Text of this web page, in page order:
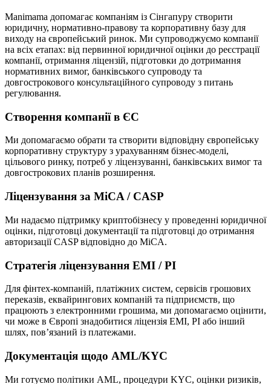
Manimama допомагає компаніям із Сінгапуру створити
юридичну, нормативно-правову та корпоративну базу для
виходу на європейський ринок. Ми супроводжуємо компанії
на всіх етапах: від первинної юридичної оцінки до реєстрації
компанії, отримання ліцензій, підготовки до дотримання
нормативних вимог, банківського супроводу та
довгострокового консультаційного супроводу з питань
регулювання.
Створення компанії в ЄС
Ми допомагаємо обрати та створити відповідну європейську
корпоративну структуру з урахуванням бізнес-моделі,
цільового ринку, потреб у ліцензуванні, банківських вимог та
довгострокових планів розширення.
Ліцензування за MiCA / CASP
Ми надаємо підтримку криптобізнесу у проведенні юридичної
оцінки, підготовці документації та підготовці до отримання
авторизації CASP відповідно до MiCA.
Стратегія ліцензування EMI / PI
Для фінтех-компаній, платіжних систем, сервісів грошових
переказів, еквайрингових компаній та підприємств, що
працюють з електронними грошима, ми допомагаємо оцінити,
чи може в Європі знадобитися ліцензія EMI, PI або інший
шлях, пов’язаний із платежами.
Документація щодо AML/KYC
Ми готуємо політики AML, процедури KYC, оцінки ризиків,